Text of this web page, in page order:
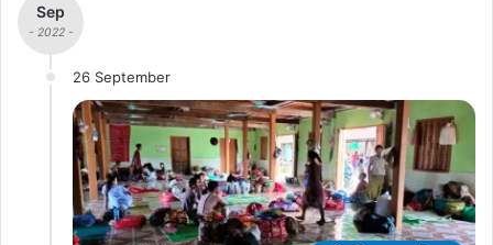
Sep
- 2022 -
26 September